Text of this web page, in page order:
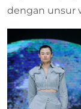
dengan unsur